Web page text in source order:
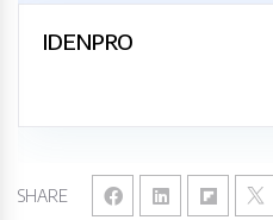
SHARE
IDENPRO